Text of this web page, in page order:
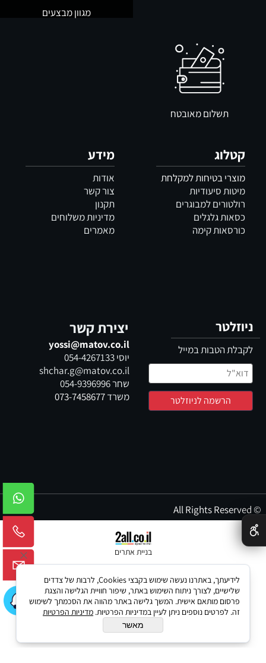
מגוון מבצעים
תשלום מאובטח
קטלוג
מוצרי בטיחות למקלחת
מיטות סיעודיות
רולטורים למבוגרים
כסאות גלגלים
כורסאות קימה
מידע
אודות
צור קשר
תקנון
מדיניות משלוחים
מאמרים
ניוזלטר
לקבלת הטבות במייל
יצירת קשר
yossi@matov.co.il
יוסי054-4267133
shchar.g@matov.co.il
שחר054-9396996
משרד073-7458677
© All Rights Reserved
בניית אתרים
✕
לידיעתך, באתרנו נעשה שימוש בקבצי Cookies, לרבות של צדדים
שלישיים, לצורך ניתוח השימוש באתר, שיפור חוויית הגלישה והצגת
פרסום מותאם אישית. המשך גלישה באתר מהווה את הסכמתך לשימוש
זה. לפרטים נוספים ניתן לעיין במדיניות הפרטיות. מדיניות הפרטיות
מאשר